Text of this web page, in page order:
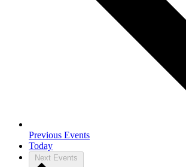
Previous Events
Today
Next Events